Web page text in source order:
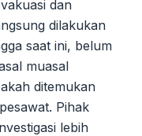
dan
dilakukan
saat ini, belum
muasal
ditemukan
Pihak
lebih